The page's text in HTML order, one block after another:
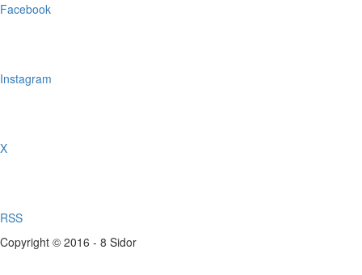
Facebook
Instagram
X
RSS
Copyright © 2016 - 8 Sidor